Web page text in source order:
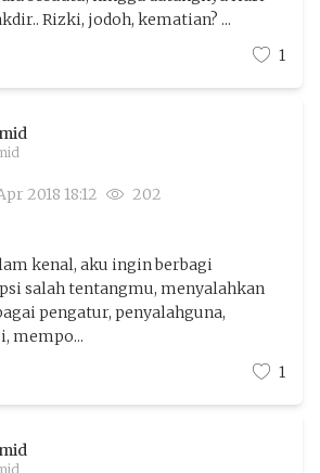
Rizki, jodoh, kematian? ...
1
2018 18:12 202
kenal, aku ingin berbagi
salah tentangmu, menyalahkan
pengatur, penyalahguna,
mempo...
1